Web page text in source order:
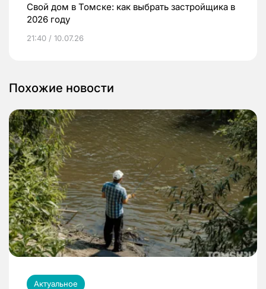
Свой дом в Томске: как выбрать застройщика в
2026 году
21:40 / 10.07.26
Похожие новости
Актуальное